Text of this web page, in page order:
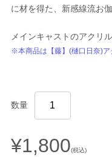
に材を得た、新感線流お伽
メインキャストのアクリ
※本商品は【藤】(樋口日奈)ア
数量
¥1,800(税込)